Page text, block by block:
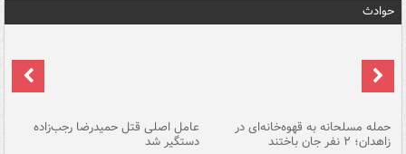
حوادث
حمله مسلحانه به قهوه‌خانه‌ای در
زاهدان؛ ۲ نفر جان باختند
عامل اصلی قتل حمیدرضا رجب‌زاده
دستگیر شد